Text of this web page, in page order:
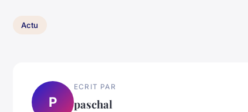
Actu
P
ECRIT PAR
paschal